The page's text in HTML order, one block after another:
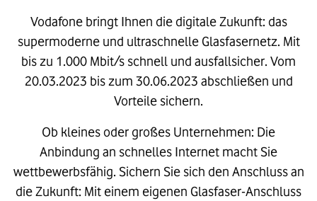
Vodafone bringt Ihnen die digitale Zukunft: das
supermoderne und ultraschnelle Glasfasernetz. Mit
bis zu 1.000 Mbit/s schnell und ausfallsicher. Vom
20.03.2023 bis zum 30.06.2023 abschließen und
Vorteile sichern.
Ob kleines oder großes Unternehmen: Die
Anbindung an schnelles Internet macht Sie
wettbewerbsfähig. Sichern Sie sich den Anschluss an
die Zukunft: Mit einem eigenen Glasfaser-Anschluss